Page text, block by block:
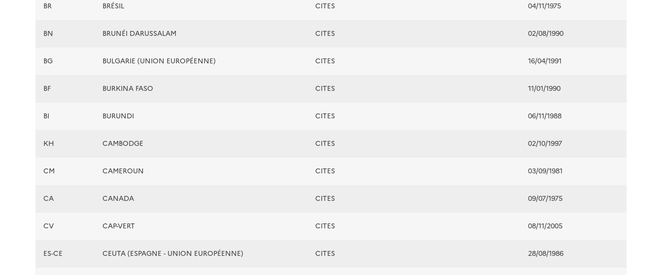
BR BRÉSIL CITES 04/11/1975
BN BRUNÉI DARUSSALAM CITES 02/08/1990
BG BULGARIE (UNION EUROPÉENNE) CITES 16/04/1991
BF BURKINA FASO CITES 11/01/1990
BI BURUNDI CITES 06/11/1988
KH CAMBODGE CITES 02/10/1997
CM CAMEROUN CITES 03/09/1981
CA CANADA CITES 09/07/1975
CV CAP-VERT CITES 08/11/2005
ES-CE CEUTA (ESPAGNE - UNION EUROPÉENNE) CITES 28/08/1986